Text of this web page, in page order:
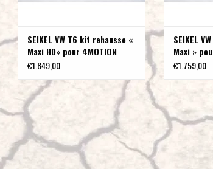
SEIKEL VW T6 kit rehausse «
Maxi HD» pour 4MOTION
€1.849,00
SEIKEL
Maxi »
€1.759,00